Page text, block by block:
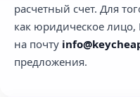
расчетный счет. Для
как юридическое
на почту
предложения.